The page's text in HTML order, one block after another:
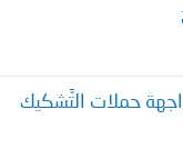
حملات التَّشكيك